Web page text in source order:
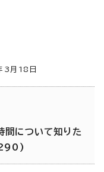
3月 18 日
間について知りた